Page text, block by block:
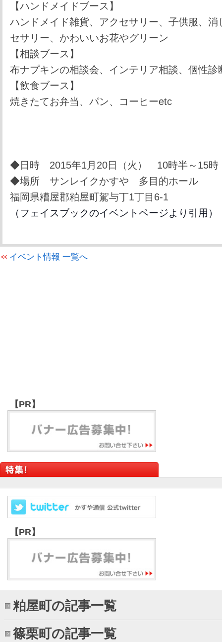
【ハンドメイドブース】
ハンドメイド雑貨、アクセサリー、子供服、消
セサリー、かわいいお花やグリーン
【相談ブース】
布ナプキンの相談会、インテリア相談、個性診
【飲食ブース】
焼きたてお弁当、パン、コーヒーetc
◆日時 2015年1月20日（火） 10時半～15時
◆場所 サンレイクかすや 多目的ホール
福岡県糟屋郡粕屋町駕与丁1丁目6-1
（フェイスブックのイベントページより引用）
イベント情報 一覧へ
【PR】
【PR】
粕屋町の記事一覧
篠栗町の記事一覧